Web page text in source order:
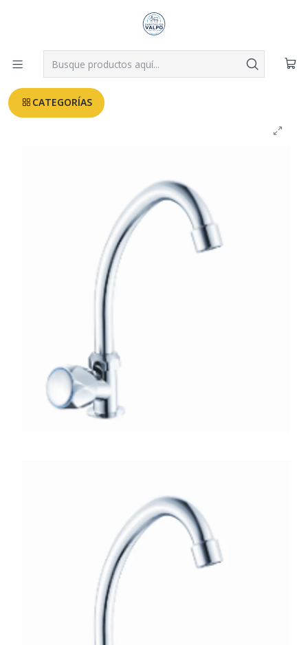
CATEGORÍAS
Despachos a todo Valparaíso, Viña, Quilpué y Villa Alemana desde
Leer más
Inicio GRIFERIAS COCINA - INDUSTRIAL
LLAVE LAVACOPA PLUS TAUMM